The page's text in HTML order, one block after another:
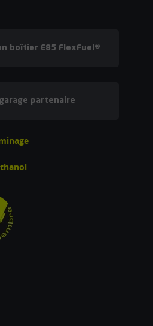
boîtier E85 FlexFuel®
partenaire